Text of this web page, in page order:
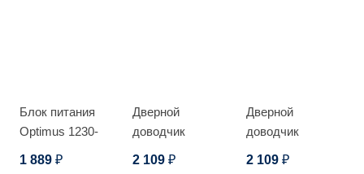
Блок питания
Optimus 1230-
1 889 ₽
Дверной
доводчик
2 109₽
Дверной
доводчик
2 109 ₽